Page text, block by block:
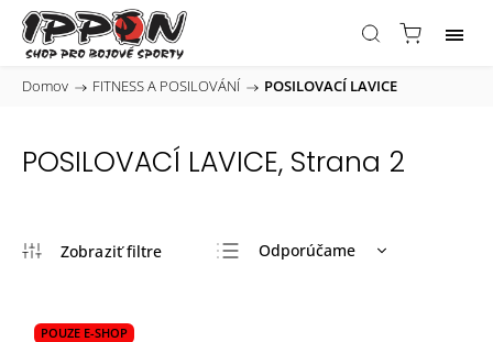
Domov / FITNESS A POSILOVÁNÍ / POSILOVACÍ LAVICE
POSILOVACÍ LAVICE, Strana 2
Odporúčame
POUZE E-SHOP